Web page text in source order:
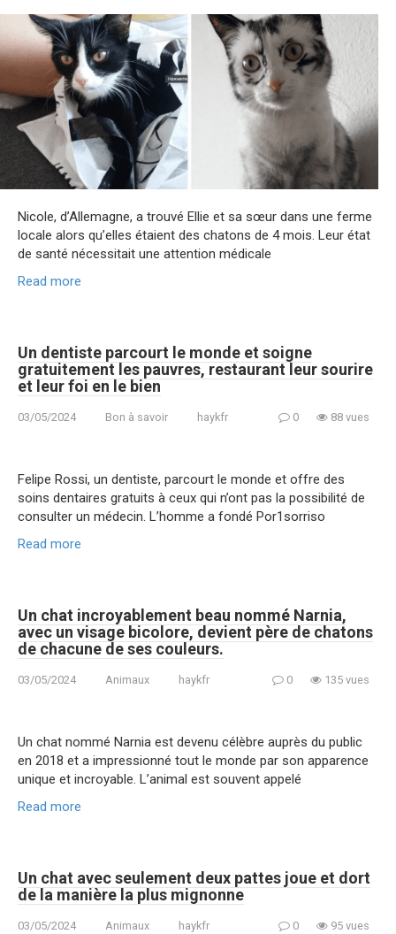
Nicole, d’Allemagne, a trouvé Ellie et sa sœur dans une ferme
locale alors qu’elles étaient des chatons de 4 mois. Leur état
de santé nécessitait une attention médicale
Read more
Un dentiste parcourt le monde et soigne
gratuitement les pauvres, restaurant leur sourire
et leur foi en le bien
03/05/2024 Bon à savoir haykfr 0 88 vues
Felipe Rossi, un dentiste, parcourt le monde et offre des
soins dentaires gratuits à ceux qui n’ont pas la possibilité de
consulter un médecin. L’homme a fondé Por1sorriso
Read more
Un chat incroyablement beau nommé Narnia,
avec un visage bicolore, devient père de chatons
de chacune de ses couleurs.
03/05/2024 Animaux haykfr 0 135 vues
Un chat nommé Narnia est devenu célèbre auprès du public
en 2018 et a impressionné tout le monde par son apparence
unique et incroyable. L’animal est souvent appelé
Read more
Un chat avec seulement deux pattes joue et dort
de la manière la plus mignonne
03/05/2024 Animaux haykfr 0 95 vues